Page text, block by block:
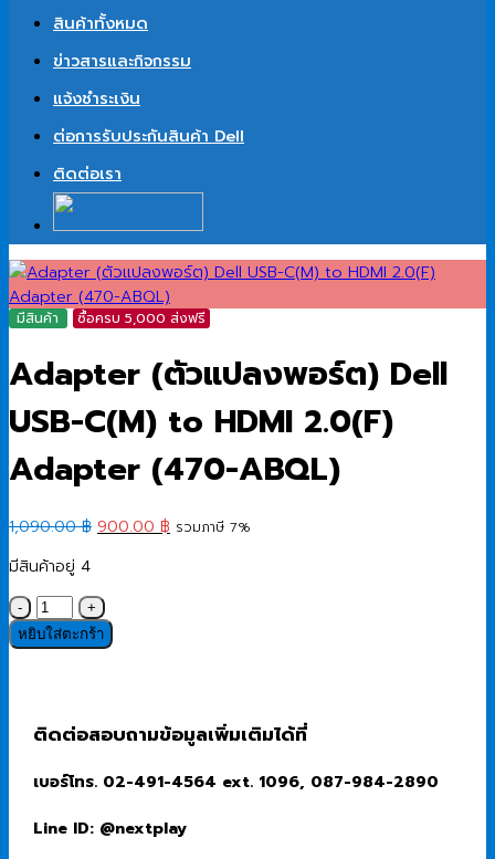
สินค้าทั้งหมด
ข่าวสารและกิจกรรม
แจ้งชำระเงิน
ต่อการรับประกันสินค้า Dell
ติดต่อเรา
มีสินค้า ซื้อครบ 5,000 ส่งฟรี
Adapter (ตัวแปลงพอร์ต) Dell
USB-C(M) to HDMI 2.0(F)
Adapter (470-ABQL)
1,090.00฿ Original
1,090.00 ฿.
900.00 ฿ Current
รวมภาษี 7%
มีสินค้าอยู่ 4
จำนวน
Adapter
(ตัว
Dell
C(M)
HDMI
หยิบใส่ตะกร้า
ติดต่อสอบถามข้อมูลเพิ่มเติมได้ที่
เบอร์โทร. 02-491-4564 ext. 1096, 087-984-2890
Line ID: @nextplay